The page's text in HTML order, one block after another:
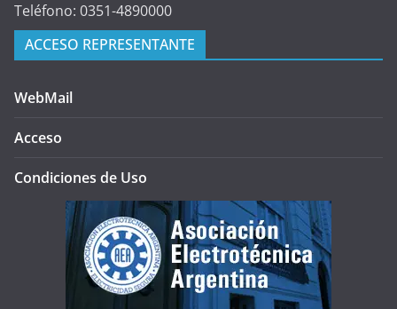
Teléfono: 0351-4890000
ACCESO REPRESENTANTE
WebMail
Acceso
Condiciones de Uso